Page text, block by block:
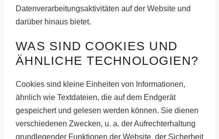
Datenverarbeitungsaktivitäten auf der Website und
darüber hinaus bietet.
WAS SIND COOKIES UND
ÄHNLICHE TECHNOLOGIEN?
Cookies sind kleine Einheiten von Informationen,
ähnlich wie Textdateien, die auf dem Endgerät
gespeichert und gelesen werden können. Sie dienen
verschiedenen Zwecken, u. a. der Aufrechterhaltung
grundlegender Funktionen der Website, der Sicherheit